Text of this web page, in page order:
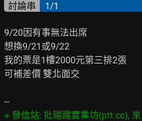
討論串 1/1
9/20因有事無法出席
想換9/21或9/22
我的票是1樓2000元第三排2張
可補差價 雙北面交
※ 發信站: 批踢踢實業坊(ptt.cc),